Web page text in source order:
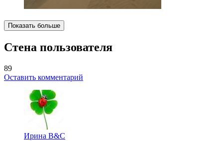
Показать больше
Стена пользователя
89
Оставить комментарий
Ирина B&C